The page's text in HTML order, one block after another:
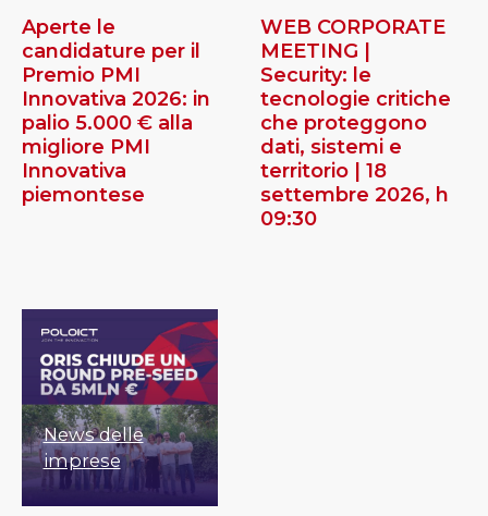
Aperte le
candidature per il
Premio PMI
Innovativa 2026: in
palio 5.000 € alla
migliore PMI
Innovativa
piemontese
WEB CORPORATE
MEETING |
Security: le
tecnologie critiche
che proteggono
dati, sistemi e
territorio | 18
settembre 2026, h
09:30
News delle
imprese